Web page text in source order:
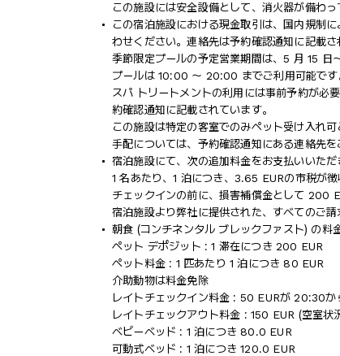
この施設には安全設備として、消火器が備わ
この宿泊施設における現金取引は、国内規制
わせください。連絡先は予約確認通知に記載さ
季節限定プールの予定営業期間は、5 月 15 日
プールは 10:00 ～ 20:00 までご利用可能です
スパ トリートメントの利用には事前予約が必
約確認通知に記載されています。
この施設は特定の客室でのみペット受け入れ
手配については、予約確認通知にある連絡先
宿泊施設にて、次の追加料金をお支払いいた
1 名あたり、1 泊につき、3.65 EURの市税が
チェックインの前に、損害補償金として 200
宿泊施設より弊社に提供された、すべてのご請
朝食 (コンチネンタル ブレックファスト) の
ペット デポジット : 1 滞在につき 200 EUR
ペット料金 : 1 匹あたり 1 泊につき 80 EUR
介助動物は料金免除
レイトチェックイン料金 : 50 EURが 20:30
レイトチェックアウト料金 : 150 EUR (空室状
ベビーベッド : 1 泊につき 80.0 EUR
可動式ベッド : 1 泊につき 120.0 EUR